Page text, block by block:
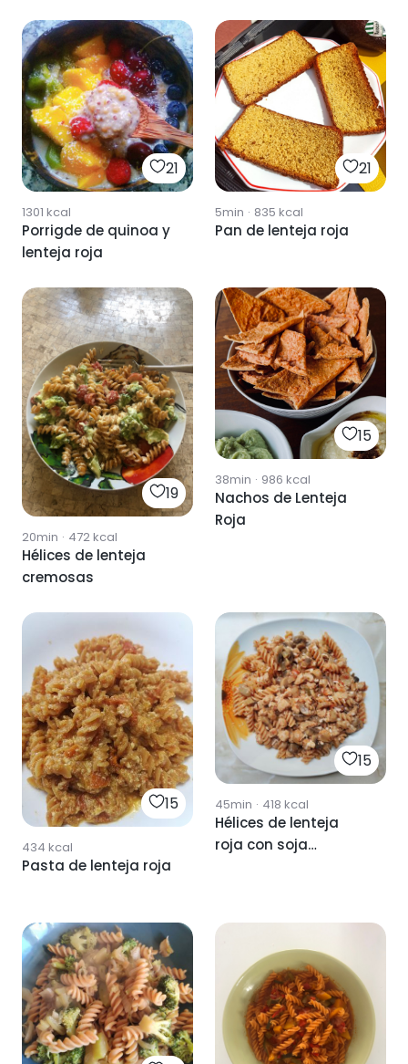
21
1301 kcal
Porrigde de quinoa y
lenteja roja
21
5min · 835 kcal
Pan de lenteja roja
19
20min · 472kcal
Hélices de lenteja
cremosas
15
38min · 986 kcal
Nachos de Lenteja
Roja
15
434 kcal
Pasta de lenteja roja
15
45min · 418 kcal
Hélices de lenteja
roja con soja